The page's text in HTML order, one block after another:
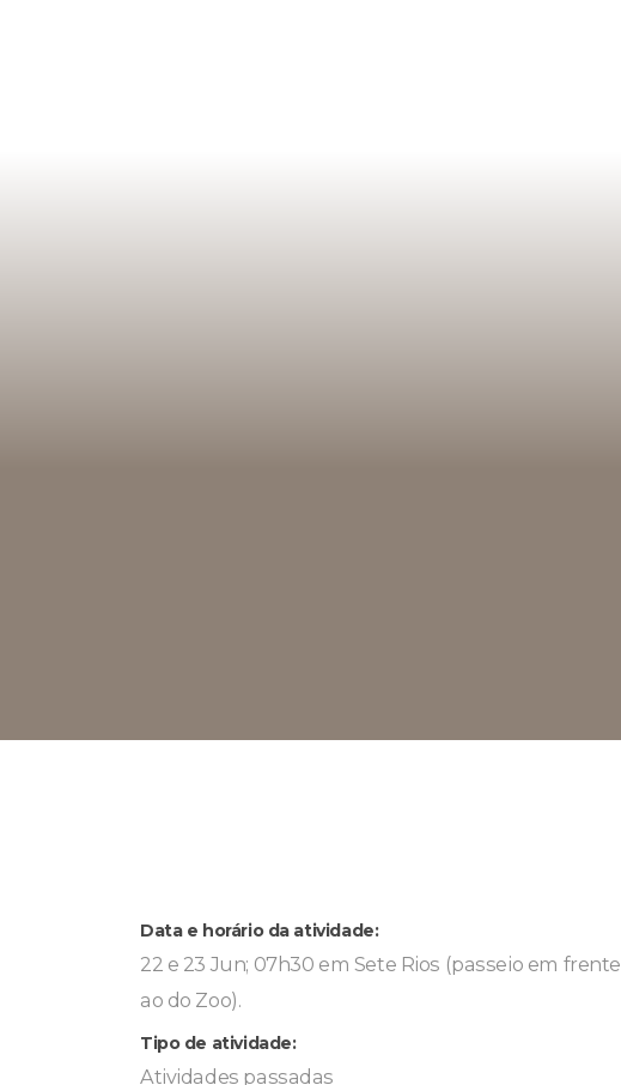
Data e horário da atividade:
22 e 23 Jun; 07h30 em Sete Rios (passeio em frente
ao do Zoo).
Tipo de atividade:
Atividades passadas